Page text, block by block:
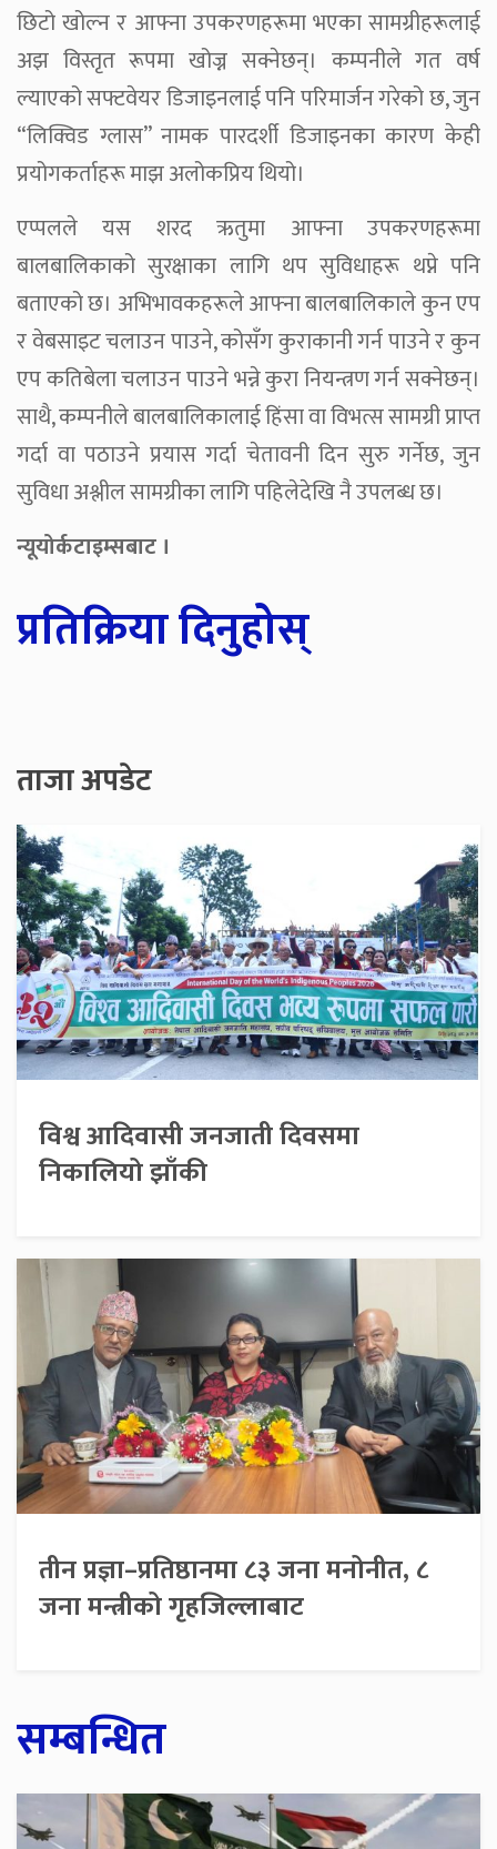
छिटो खोल्न र आफ्ना उपकरणहरूमा भएका सामग्रीहरूलाई
अझ विस्तृत रूपमा खोज्न सक्नेछन्। कम्पनीले गत वर्ष
ल्याएको सफ्टवेयर डिजाइनलाई पनि परिमार्जन गरेको छ, जुन
“लिक्विड ग्लास” नामक पारदर्शी डिजाइनका कारण केही
प्रयोगकर्ताहरू माझ अलोकप्रिय थियो।
एप्पलले यस शरद ऋतुमा आफ्ना उपकरणहरूमा
बालबालिकाको सुरक्षाका लागि थप सुविधाहरू थप्ने पनि
बताएको छ। अभिभावकहरूले आफ्ना बालबालिकाले कुन एप
र वेबसाइट चलाउन पाउने, कोसँग कुराकानी गर्न पाउने र कुन
एप कतिबेला चलाउन पाउने भन्ने कुरा नियन्त्रण गर्न सक्नेछन्।
साथै, कम्पनीले बालबालिकालाई हिंसा वा विभत्स सामग्री प्राप्त
गर्दा वा पठाउने प्रयास गर्दा चेतावनी दिन सुरु गर्नेछ, जुन
सुविधा अश्लील सामग्रीका लागि पहिलेदेखि नै उपलब्ध छ।
न्यूयोर्कटाइम्सबाट ।
प्रतिक्रिया दिनुहोस्
ताजा अपडेट
विश्व आदिवासी जनजाती दिवसमा
निकालियो झाँकी
तीन प्रज्ञा–प्रतिष्ठानमा ८३ जना मनोनीत, ८
जना मन्त्रीको गृहजिल्लाबाट
सम्बन्धित